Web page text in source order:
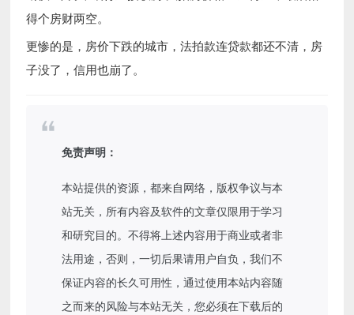
得个房财两空。
更惨的是，房价下跌的城市，法拍款连贷款都还不清，房
子没了，信用也崩了。
免责声明：
本站提供的资源，都来自网络，版权争议与本
站无关，所有内容及软件的文章仅限用于学习
和研究目的。不得将上述内容用于商业或者非
法用途，否则，一切后果请用户自负，我们不
保证内容的长久可用性，通过使用本站内容随
之而来的风险与本站无关，您必须在下载后的